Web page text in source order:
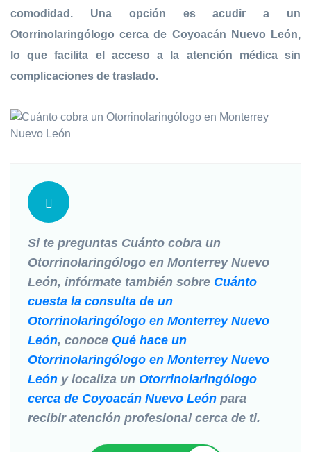
comodidad. Una opción es acudir a un
Otorrinolaringólogo cerca de Coyoacán Nuevo León,
lo que facilita el acceso a la atención médica sin
complicaciones de traslado.
Si te preguntas Cuánto cobra un
Otorrinolaringólogo en Monterrey Nuevo
León, infórmate también sobre Cuánto
cuesta la consulta de un
Otorrinolaringólogo en Monterrey Nuevo
León, conoce Qué hace un
Otorrinolaringólogo en Monterrey Nuevo
León y localiza un Otorrinolaringólogo
cerca de Coyoacán Nuevo León para
recibir atención profesional cerca de ti.